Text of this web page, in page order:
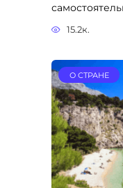
15.2к.
О СТРАНЕ